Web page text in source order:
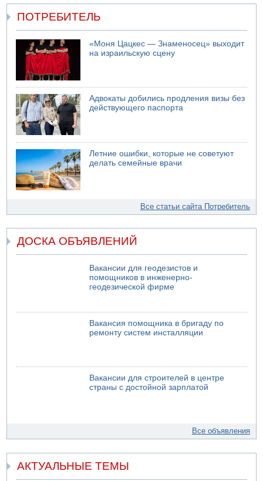
ПОТРЕБИТЕЛЬ
«Моня Цацкес — Знаменосец» выходит
на израильскую сцену
Адвокаты добились продления визы без
действующего паспорта
Летние ошибки, которые не советуют
делать семейные врачи
Все статьи сайта Потребитель
ДОСКА ОБЪЯВЛЕНИЙ
Вакансии для геодезистов и
помощников в инженерно-
геодезической фирме
Вакансия помощника в бригаду по
ремонту систем инсталляции
Вакансии для строителей в центре
страны с достойной зарплатой
Все объявления
АКТУАЛЬНЫЕ ТЕМЫ